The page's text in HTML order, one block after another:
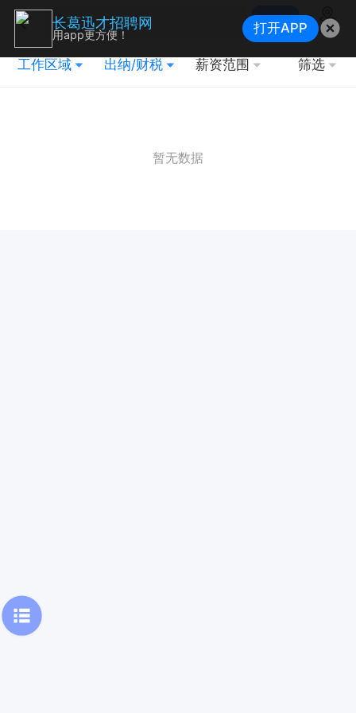
搜索
地图
工作区域 出纳/财税 薪资范围 筛选
暂无数据
长葛迅才招聘网
用app更方便！ 打开APP